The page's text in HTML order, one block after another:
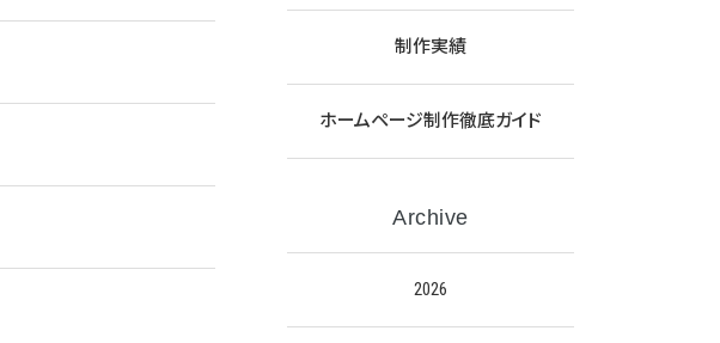
制作実績
ホームページ制作徹底ガイド
Archive
2026